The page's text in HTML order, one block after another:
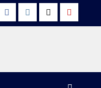
FacebookInstagram
Twitter